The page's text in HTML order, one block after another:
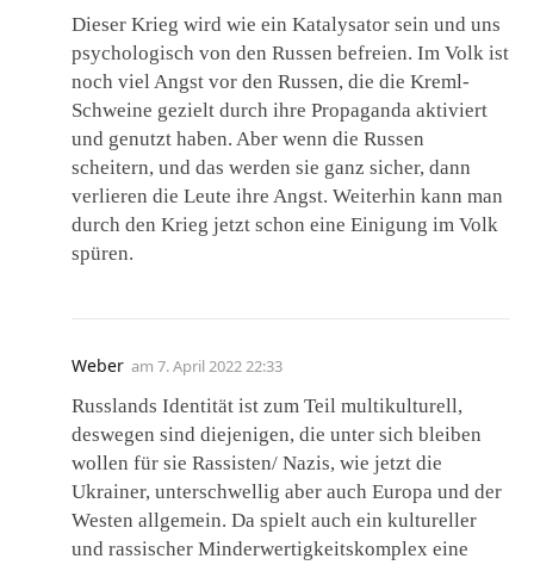
Dieser Krieg wird wie ein Katalysator sein und uns
psychologisch von den Russen befreien. Im Volk ist
noch viel Angst vor den Russen, die die Kreml-
Schweine gezielt durch ihre Propaganda aktiviert
und genutzt haben. Aber wenn die Russen
scheitern, und das werden sie ganz sicher, dann
verlieren die Leute ihre Angst. Weiterhin kann man
durch den Krieg jetzt schon eine Einigung im Volk
spüren.
Weber am 7. April 2022 22:33
Russlands Identität ist zum Teil multikulturell,
deswegen sind diejenigen, die unter sich bleiben
wollen für sie Rassisten/ Nazis, wie jetzt die
Ukrainer, unterschwellig aber auch Europa und der
Westen allgemein. Da spielt auch ein kultureller
und rassischer Minderwertigkeitskomplex eine